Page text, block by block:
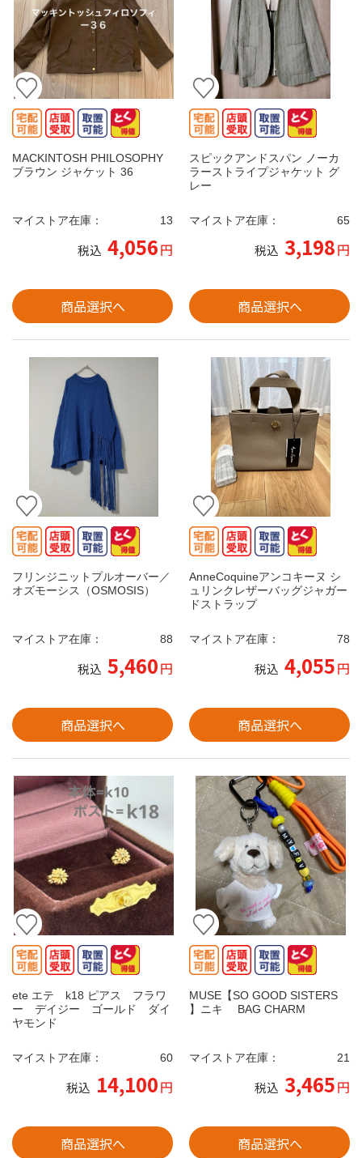
MACKINTOSH PHILOSOPHY
ブラウン ジャケット 36
マイストア在庫： 13
税込 4,056円
商品選択へ
スピックアンドスパン ノーカ
ラーストライプジャケット グ
レー
マイストア在庫： 65
税込 3,198円
商品選択へ
フリンジニットプルオーバー／
オズモーシス（OSMOSIS）
マイストア在庫： 88
税込 5,460円
商品選択へ
AnneCoquineアンコキーヌ シ
ュリンクレザーバッグジャガー
ドストラップ
マイストア在庫： 78
税込 4,055円
商品選択へ
ete エテ k18 ピアス フラワ
ー デイジー ゴールド ダイ
ヤモンド
マイストア在庫： 60
税込 14,100円
商品選択へ
MUSE【SO GOOD SISTERS
】ニキ BAG CHARM
マイストア在庫： 21
税込 3,465円
商品選択へ